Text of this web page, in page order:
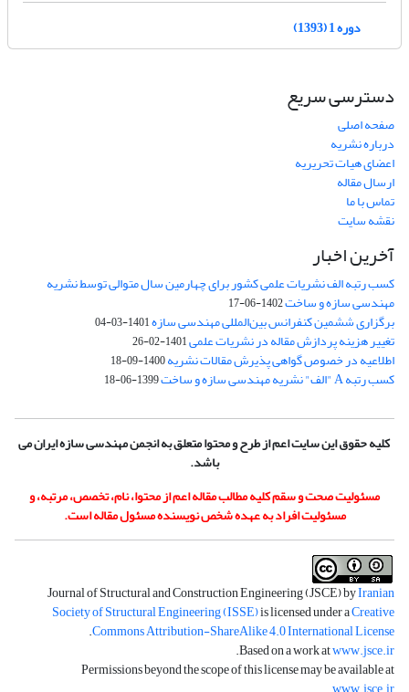
دوره 1 (1393)
دسترسی سریع
صفحه اصلی
درباره نشریه
اعضای هیات تحریریه
ارسال مقاله
تماس با ما
نقشه سایت
آخرین اخبار
کسب رتبه الف نشریات علمی کشور برای چهارمین سال متوالی توسط نشریه
مهندسی سازه و ساخت1402-06-17
برگزاری ششمین کنفرانس بین‌المللی مهندسی سازه1401-03-04
تغییر هزینه پردازش مقاله در نشریات علمی1401-02-26
اطلاعیه در خصوص گواهی پذیرش مقالات نشریه1400-09-18
کسب رتبه A "الف" نشریه مهندسی سازه و ساخت 1399-06-18
کلیه حقوق این سایت اعم از طرح و محتوا متعلق به انجمن مهندسی سازه ایران می
باشد.
مسئولیت صحت و سقم کلیه مطالب مقاله اعم از محتوا، نام، تخصص، مرتبه، و
مسئولیت افراد به عهده شخص نویسنده مسئول مقاله است.
Journal of Structural and Construction Engineering (JSCE) byIranian
Society of Structural Engineering (ISSE)is licensed under aCreative
Commons Attribution-ShareAlike 4.0 International License
.
Based on a work atwww.jsce.ir
.
Permissions beyond the scope of this license may be available at